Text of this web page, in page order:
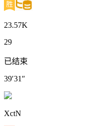
23.57K
29
已结束
39′31″
XctN